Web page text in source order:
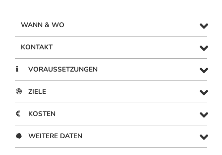
WANN & WO
KONTAKT
VORAUSSETZUNGEN
ZIELE
KOSTEN
WEITERE DATEN